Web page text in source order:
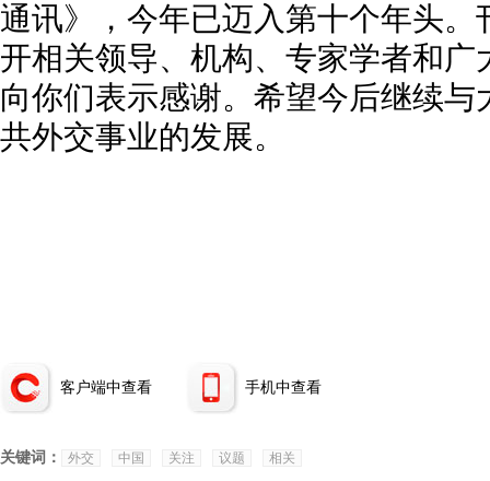
通讯》，今年已迈入第十个年头。
开相关领导、机构、专家学者和广
向你们表示感谢。希望今后继续与
共外交事业的发展。
客户端中查看 手机中查看
关键词： 外交 中国 关注 议题 相关